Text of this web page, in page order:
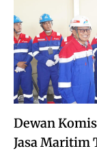
Dewan
Jasa Maritim